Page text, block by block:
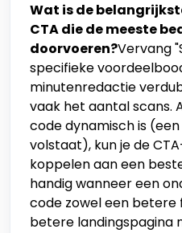
Wat is de
CTA die de meeste
doorvoeren?Vervang
specifieke
minutenredactie
vaak het aantal scans.
code dynamisch is
volstaat), kun je de
koppelen aan een
handig wanneer een
code zowel een betere
betere landingspagina